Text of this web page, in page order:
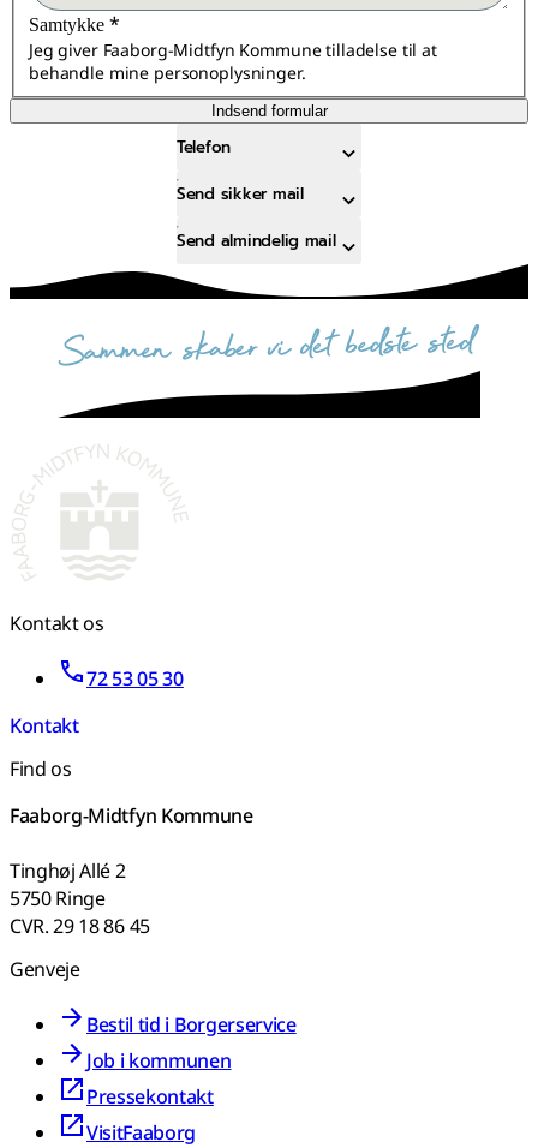
Samtykke *
Jeg giver Faaborg-Midtfyn Kommune tilladelse til at
behandle mine personoplysninger.
Indsend formular
Telefon
Send sikker mail
Send almindelig mail
sammen skaber vi det bedste sted
Kontakt os
72 53 05 30
Kontakt
Find os
Faaborg-Midtfyn Kommune
Tinghøj Allé 2
5750 Ringe
CVR. 29 18 86 45
Genveje
Bestil tid i Borgerservice
Job i kommunen
Pressekontakt
VisitFaaborg